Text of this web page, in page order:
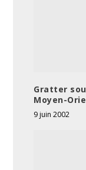
Gratter
Moyen-
9 juin 2002